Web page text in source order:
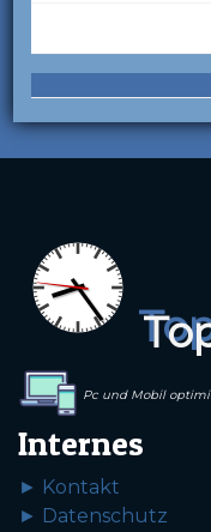
Pc und Mobil
Internes
► Kontakt
► Datenschutz